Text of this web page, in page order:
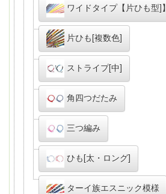
ワイドタイプ【片ひも型]】
片ひも[複数色]
ストライプ[中]
角四つだたみ
三つ編み
ひも[太・ロング]
ターイ族エスニック模様